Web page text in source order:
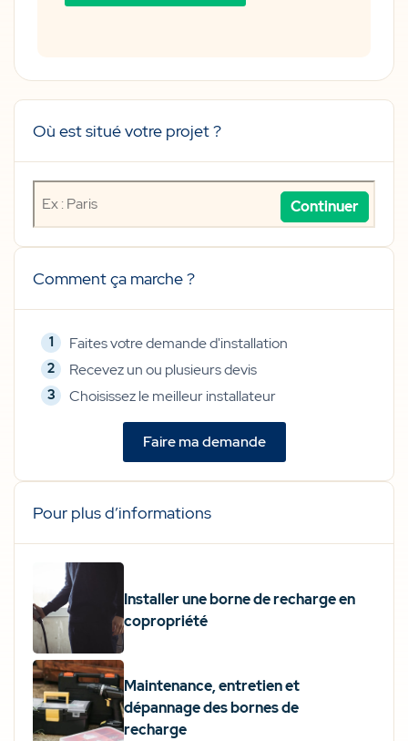
Où est situé votre projet ?
est
situé
projet
Comment ça marche ?
Faites votre demande d'installation
Recevez un ou plusieurs devis
Choisissez le meilleur installateur
Faire ma demande
Pour plus d’informations
Installer une borne de recharge en
copropriété
Maintenance, entretien et
dépannage des bornes de
recharge